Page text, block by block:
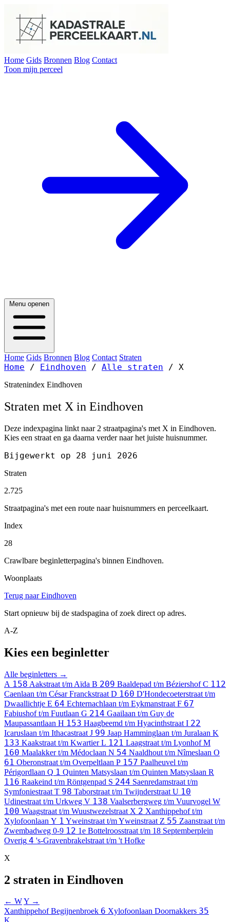
Home Gids Bronnen Blog Contact
Toon mijn perceel
Menu openen
Home Gids Bronnen Blog Contact Straten
Home / Eindhoven / Alle straten / X
Stratenindex Eindhoven
Straten met X in Eindhoven
Deze indexpagina linkt naar 2 straatpagina's met X in Eindhoven.
Kies een straat en ga daarna verder naar het juiste huisnummer.
Bijgewerkt op 28 juni 2026
Straten
2.725
Straatpagina's met een route naar huisnummers en perceelkaart.
Index
28
Crawlbare beginletterpagina's binnen Eindhoven.
Woonplaats
Terug naar Eindhoven
Start opnieuw bij de stadspagina of zoek direct op adres.
A-Z
Kies een beginletter
Alle beginletters →
A 158 Aakstraat t/m Aïda B 209 Baaldepad t/m BéziershofC 112
Caenlaan t/m César Franckstraat D 160 D'Hondecoeterstraat t/m
Dwaallichtje E 64 Echternachlaan t/m Eykmanstraat F 67
Fabiushof t/m Fuutlaan G 214 Gaailaan t/m Guy de
Maupassantlaan H 153 Haagbeemd t/m Hyacinthstraat I 22
Icaruslaan t/m Ithacastraat J 99 Jaap Hamminglaan t/m Juralaan K
133 Kaakstraat t/m KwartierL 121 Laagstraat t/m LyonhofM
160 Maalakker t/m Médoclaan N 54 Naaldhout t/m Nîmeslaan O
61 Oberonstraat t/m Overpeltlaan P 157 Paalheuvel t/m
Périgordlaan Q 1 Quinten Matsyslaan t/m Quinten Matsyslaan R
116 Raakeind t/m Röntgenpad S 244 Saenredamstraat t/m
Symfoniestraat T 98 Taborstraat t/m Twijnderstraat U 10
Udinestraat t/m Urkweg V 138 Vaalserbergweg t/m Vuurvogel W
100 Waagstraat t/m Wuustwezelstraat X 2 Xanthippehof t/m
Xylofoonlaan Y 1 Yweinstraat t/m Yweinstraat Z 55 Zaanstraat t/m
Zwembadweg 0-9 12 1e Bottelroosstraat t/m 18 Septemberplein
Overig 4 's-Gravenbrakelstraat t/m 't Hofke
X
2 straten in Eindhoven
← WY →
Xanthippehof Begijnenbroek 6 Xylofoonlaan Doornakkers 35